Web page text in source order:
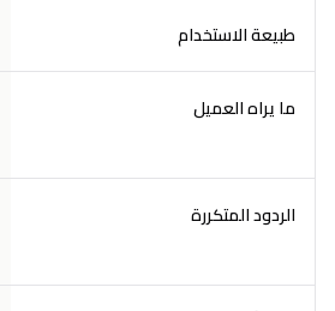
طبيعة الاستخدام
ما يراه العميل
الردود المتكررة